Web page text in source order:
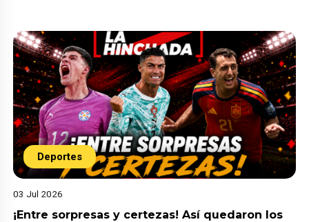
Deportes
03 Jul 2026
¡Entre sorpresas y certezas! Así quedaron los